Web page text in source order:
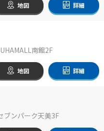
地図 詳細
南館2F
地図 詳細
ブンパーク天美3F